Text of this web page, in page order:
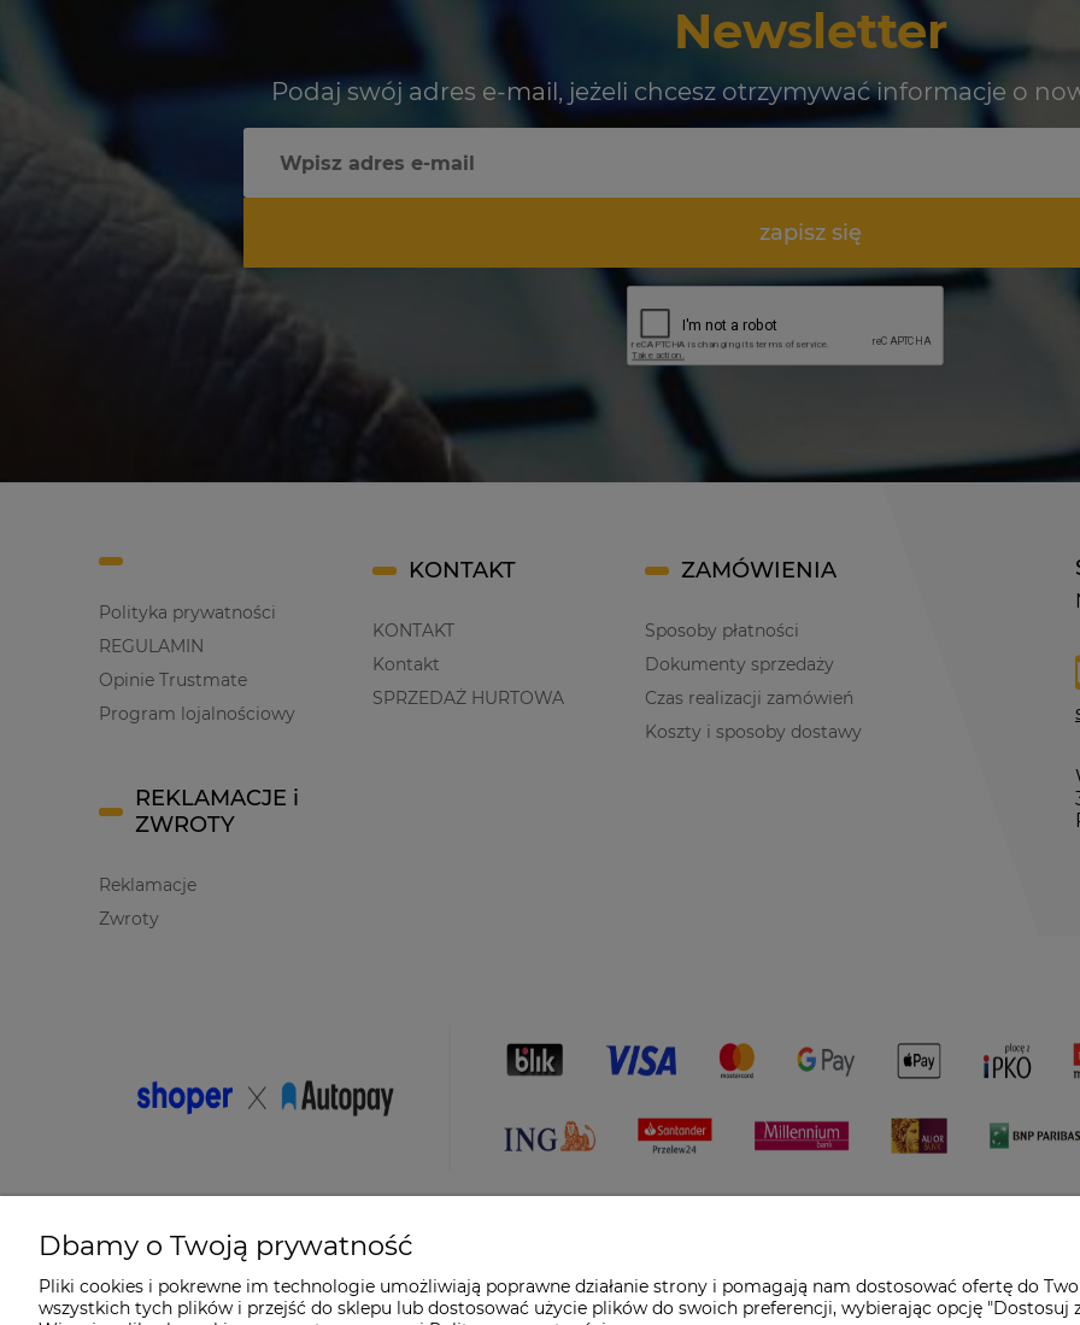
Newsletter
Podaj swój adres e-mail, jeżeli chcesz otrzymywać informacje o
zapisz się
Polityka prywatności
REGULAMIN
Opinie Trustmate
Program lojalnościowy
KONTAKT
KONTAKT
Kontakt
SPRZEDAŻ HURTOWA
ZAMÓWIENIA
Sposoby płatności
Dokumenty sprzedaży
Czas realizacji zamówień
Koszty i sposoby dostawy
REKLAMACJE i
ZWROTY
Reklamacje
Zwroty
Dbamy o Twoją prywatność
Pliki cookies i pokrewne im technologie umożliwiają poprawne działanie strony i pomagają nam dostosować ofertę do
wszystkich tych plików i przejść do sklepu lub dostosować użycie plików do swoich preferencji, wybierając opcję "Dostosuj